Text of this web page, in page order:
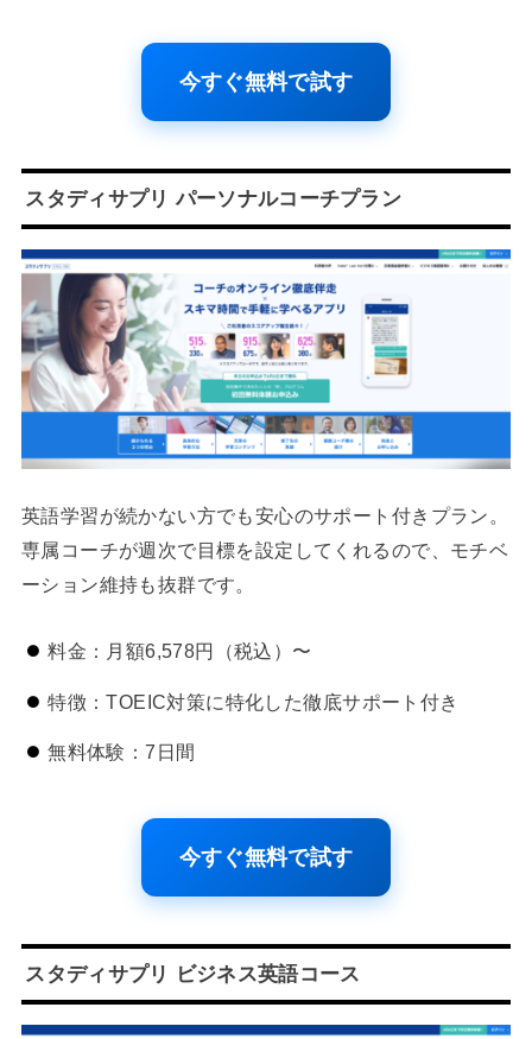
今すぐ無料で試す
スタディサプリ パーソナルコーチプラン
英語学習が続かない方でも安心のサポート付きプラン。
専属コーチが週次で目標を設定してくれるので、モチベ
ーション維持も抜群です。
料金：月額6,578円（税込）〜
特徴：TOEIC対策に特化した徹底サポート付き
無料体験：7日間
今すぐ無料で試す
スタディサプリ ビジネス英語コース